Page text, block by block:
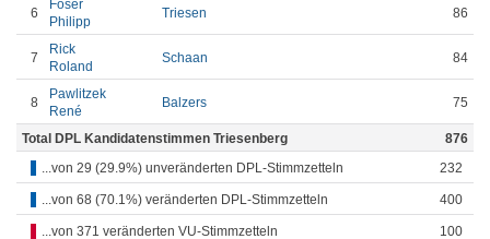
6
Foser
Philipp
Triesen 86
7
Rick
Roland
Schaan 84
8
Pawlitzek
René
Balzers 75
Total DPL Kandidatenstimmen Triesenberg
876
...von 29 (29.9%) unveränderten DPL-Stimmzetteln
232
...von 68 (70.1%) veränderten DPL-Stimmzetteln 400
...von 371 veränderten VU-Stimmzetteln 100